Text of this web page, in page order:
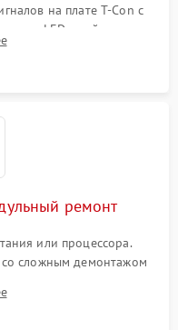
на плате T-Con с
LED-драйвера и
мультиметром.
ремонт
или процессора.
сложным демонтажом
поврежденных дорожек,
EEPROM